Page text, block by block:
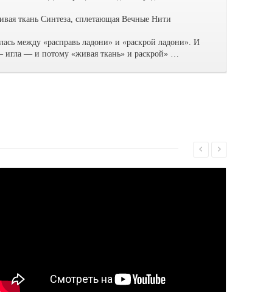
ткань Синтеза, сплетающая Вечные Нити
между «расправь ладони» и «раскрой ладони». И
игла — и потому «живая ткань» и раскрой» …